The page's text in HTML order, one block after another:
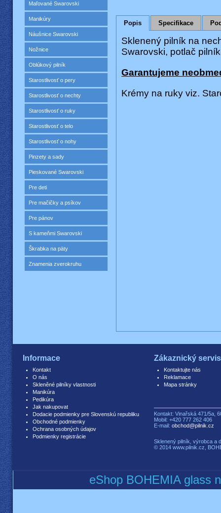
Maľované Swarovski
Manikúry
Náušnice Swarovski
Nožnice
Oblúkový pilník
Starostlivosť o pery
Starostlivosť o nechty
Starostlivosť o ruky
Starostlivosť o telo
Starostlivosť o nohy
Pinzety a sady
Pieskované Swarovski
Pre deti
Pre mačičky a psíkov
Pre pánov
S kameňmi Swarovski
Škrabka na päty
Znamenia zverokruhu
Popis Specifikace
Sklenený pilník na
Swarovski, potlač
Garantujeme
Krémy na ruky viz.
Informace
Kontakt
O nás
Skleněné pilníky vlastnosti
Manikúra
Pedikúra
Jak nakupovat
Dodacie podmienky pre Slovenskú republiku
Obchodné podmienky
Ochrana osobných údajov
Podmienky registrácie
Zákaznický servis
Kontaktujte nás
Reklamace
Mapa stránky
Kontakt: Vinařská 471/5a,
Mobil: +420 777 262 406
E-mail:obchod@pilnik.cz
Sklenený pilník, výrobca a
© 2014 www.pilnik.cz,
eShop BOHEMIA glass